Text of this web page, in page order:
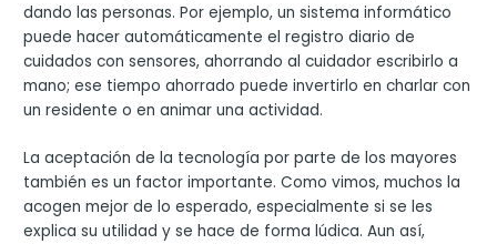
dando las personas. Por ejemplo, un sistema informático
puede hacer automáticamente el registro diario de
cuidados con sensores, ahorrando al cuidador escribirlo a
mano; ese tiempo ahorrado puede invertirlo en charlar con
un residente o en animar una actividad.
La aceptación de la tecnología por parte de los mayores
también es un factor importante. Como vimos, muchos la
acogen mejor de lo esperado, especialmente si se les
explica su utilidad y se hace de forma lúdica. Aun así,